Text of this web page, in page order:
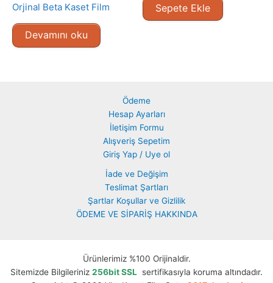
Orjinal Beta Kaset Film
Devamını oku
Sepete Ekle
Ödeme
Hesap Ayarları
İletişim Formu
Alışveriş Sepetim
Giriş Yap / Uye ol
İade ve Değişim
Teslimat Şartları
Şartlar Koşullar ve Gizlilik
ÖDEME VE SİPARİŞ HAKKINDA
Ürünlerimiz %100 Orijinaldir.
Sitemizde Bilgileriniz 256bit SSL sertifikasıyla koruma altındadır.